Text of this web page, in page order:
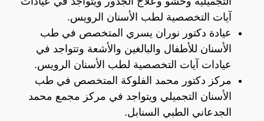
آيات التخصصية لطب الأسنان الرويس.
عيادة دكتور نوران يسري المتخصص في طب
الأسنان للأطفال والبالغين والأشعة وتتواجد في
عيادات آيات التخصصية لطب الأسنان الرويس.
مركز دكتور محمد الفلوكة المتخصص في طب
الأسنان التجميلي ويتواجد في مركز مجمع محمد
الجدعاني الطبي السنابل.